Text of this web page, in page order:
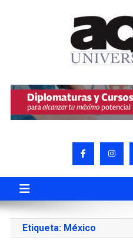
Etiqueta: México